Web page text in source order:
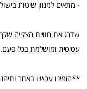
- מתאים למגוון שיטות בישול
שדרג את חוויית הצלייה
עסיסית ומושלמת בכל פעם.
**הזמינו עכשיו באתר